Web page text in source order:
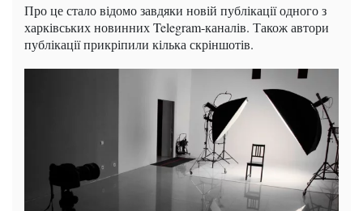
Про це стало відомо завдяки новій публікації одного з
харківських новинних Telegram-каналів. Також автори
публікації прикріпили кілька скріншотів.